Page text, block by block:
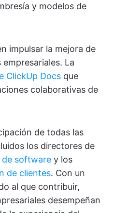
y modelos de
impulsar la mejora de
La
ClickUp Docs que
colaborativas de
de todas las
los directores de
de software y los
de clientes. Con un
al que contribuir,
desempeñan